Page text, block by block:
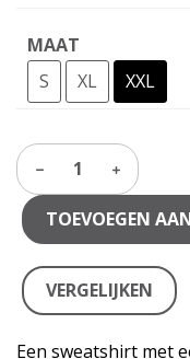
MAAT
S
XL XXL
1
TOEVOEGEN
VERGELIJKEN
Een sweatshirt met